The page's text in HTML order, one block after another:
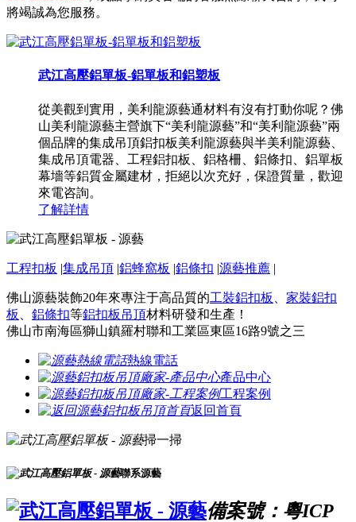
將竭誠為您服務。
武江高壓鋁單板-鋁單板和鋁塑板
從美觀到實用，美利龍源藝通材料有沒有打動你呢？佛
山美利龍源藝主營旗下“美利龍源藝”和“美利龍源藝”兩
個品牌的集成吊頂鋁扣板美利龍源藝與半美利龍源藝、
集成吊頂電器、工程鋁扣板、鋁格柵、鋁條扣、鋁單板
幕墻等鋁質金屬建材，拒絕以次充好，保證質量，歡迎
來電咨詢。
了解詳情
工程扣板 |集成吊頂 |鋁蜂窩板 |鋁條扣 |源藝推薦 |
佛山源藝裝飾20年來專注于高品質的工裝鋁扣板
家裝鋁扣
板
鋁條扣等鋁扣板吊頂材料研發和生產！
佛山市南海區獅山鎮羅村聯和工業區東區16路9號之三
熱線電話
產品中心
工程案例
返回首頁
掃一掃
聯系源藝
備案號：粵ICP